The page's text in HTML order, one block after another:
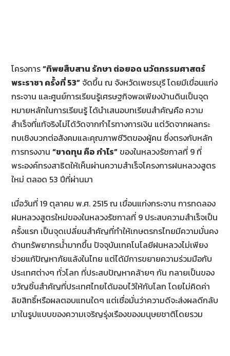
โครงการ“ทิพยสืบสาน รักษา ต่อยอด นวัตกรรมศาสตร์
พระราชา ครั้งที่ 53”จัดขึ้น ณ จังหวัดเพชรบุรี โดยมีเขื่อนแก่ง
กระจาน และศูนย์การเรียนรู้เศรษฐกิจพอเพียงบ้านดินเป็นจุด
หมายหลักในการเรียนรู้ ได้นำเสนอบทเรียนสำคัญคือ ความ
สำเร็จที่แท้จริงไม่ได้วัดจากกำไรทางการเงิน แต่วัดจากผลกระ
ทบเชิงบวกต่อสังคมและคุณภาพชีวิตของผู้คน ซึ่งตรงกับหลัก
การทรงงาน“ขาดทุน คือ กำไร” ของในหลวงรัชกาลที่ 9 ที่
พระองค์ทรงสาธิตให้เห็นผ่านความสำเร็จโครงการฝนหลวงสูตร
ใหม่ ตลอด 53 ปีที่ผ่านมา
เมื่อวันที่ 19 ตุลาคม พ.ศ. 2515 ณ เขื่อนแก่งกระจาน การทดลอง
ฝนหลวงสูตรใหม่ของในหลวงรัชกาลที่ 9 ประสบความสำเร็จเป็น
ครั้งแรก เป็นจุดเปลี่ยนสำคัญที่ทำให้เกษตรกรไทยมีความมั่นคง
ด้านทรัพยากรน้ำมากขึ้น ปัจจุบันเทคโนโลยีฝนหลวงไม่เพียง
ช่วยแก้ปัญหาภัยแล้งในไทย แต่ได้มีการขยายความร่วมมือกับ
ประเทศต่างๆ ทั่วโลก ที่ประสบปัญหาคล้ายๆ กัน กลายเป็นของ
ขวัญชิ้นสำคัญที่ประเทศไทยได้มอบไว้ให้กับโลก โดยไม่คิดค่า
ลิขสิทธิ์หรือผลตอบแทนใดๆ แต่เชื่อมั่นว่าความดีจะส่งผลดีกลับ
มาในรูปแบบของความเจริญรุ่งเรืองของมนุษยชาติโดยรวม